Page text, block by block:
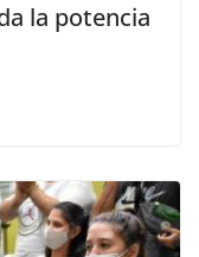
la potencia